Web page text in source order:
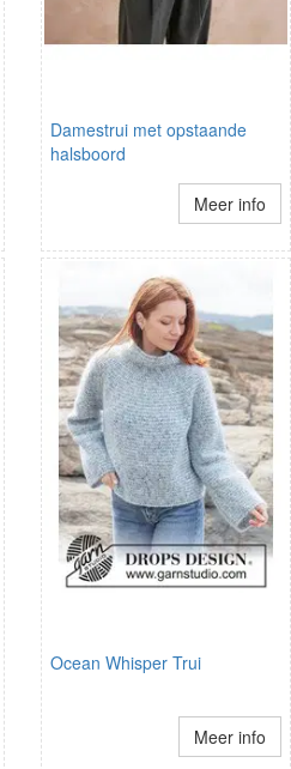
Damestrui met opstaande
halsboord
Meer info
Ocean Whisper Trui
Meer info